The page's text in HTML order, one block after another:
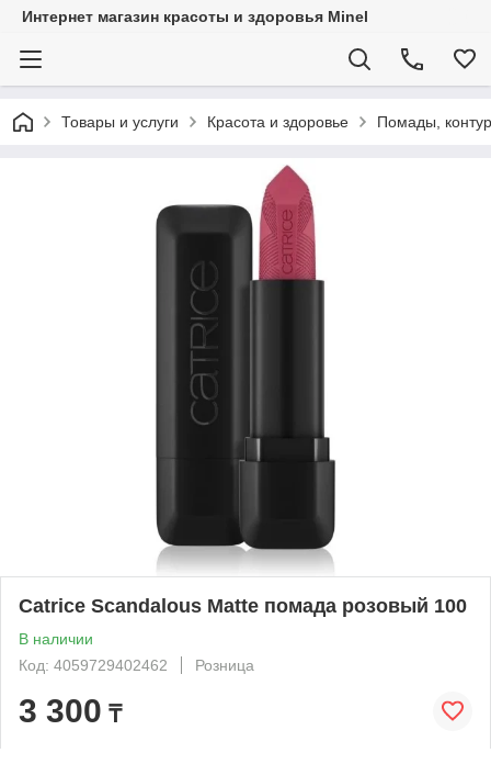
Интернет магазин красоты и здоровья Minel
Товары и услуги Красота и здоровье Помады,
Catrice Scandalous Matte помада розовый 100
В наличии
Код: 4059729402462
Розница
3 300 ₸